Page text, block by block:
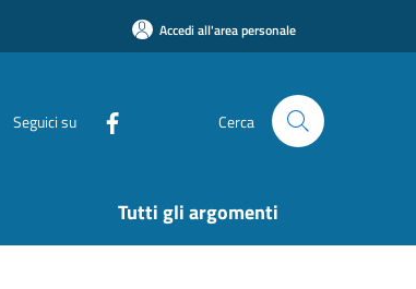
Accedi all'area personale
Seguici su Cerca
Tutti gli argomenti